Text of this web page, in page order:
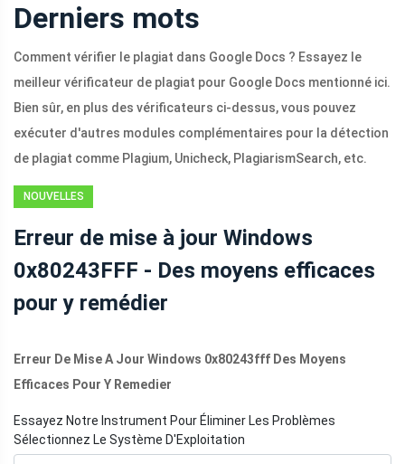
Derniers mots
Comment vérifier le plagiat dans Google Docs ? Essayez le
meilleur vérificateur de plagiat pour Google Docs mentionné ici.
Bien sûr, en plus des vérificateurs ci-dessus, vous pouvez
exécuter d'autres modules complémentaires pour la détection
de plagiat comme Plagium, Unicheck, PlagiarismSearch, etc.
NOUVELLES
Erreur de mise à jour Windows
0x80243FFF - Des moyens efficaces
pour y remédier
Erreur De Mise A Jour Windows 0x80243fff Des Moyens
Efficaces Pour Y Remedier
Essayez Notre Instrument Pour Éliminer Les Problèmes
Sélectionnez Le Système D'Exploitation